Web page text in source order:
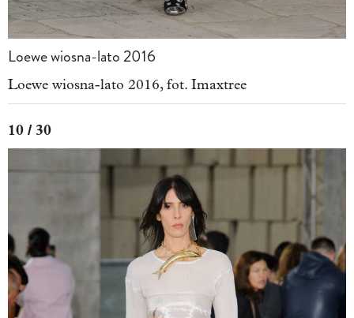
Loewe wiosna-lato 2016
Loewe wiosna-lato 2016, fot. Imaxtree
10 / 30